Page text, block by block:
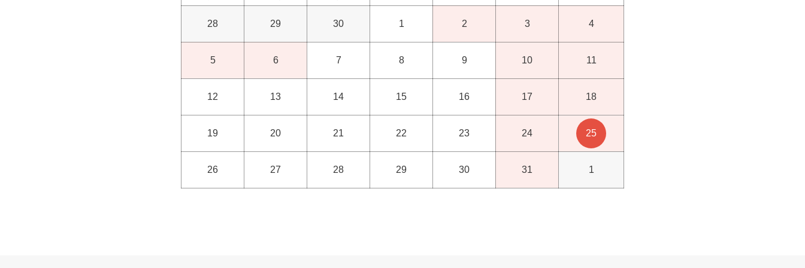
28 29 30 1 2 3 4
5 6 7 8 9 10 11
12 13 14 15 16 17 18
19 20 21 22 23 24 25
26 27 28 29 30 31 1